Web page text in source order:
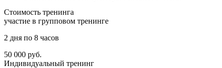
Стоимость тренинга
участие в групповом тренинге
2 дня по 8 часов
50 000 руб.
Индивидуальный тренинг